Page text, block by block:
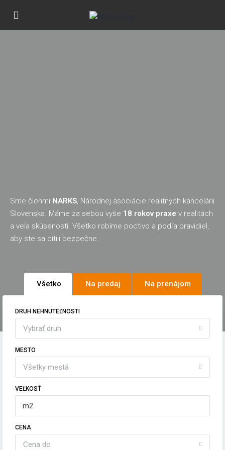
Sme členmi NARKS, Národnej asociácie realitných kancelárii
Slovenska. Máme za sebou vyše 18 rokov praxe v realitách
a vela skúseností. Všetko robíme poctivo a podľa pravidiel,
aby ste sa cítili bezpečne.
Všetko Na predaj Na prenájom
DRUH NEHNUTEĽNOSTI
Vybrať druh
MESTO
Všetky mestá
VEĽKOSŤ
CENA
Cena do